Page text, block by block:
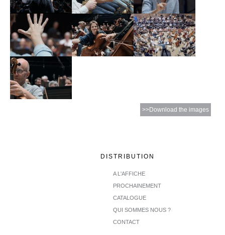
>>Download the images
DISTRIBUTION
A L'AFFICHE
PROCHAINEMENT
CATALOGUE
QUI SOMMES NOUS ?
CONTACT